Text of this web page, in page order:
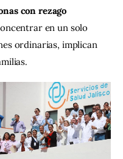
con rezago
en un solo
ordinarias, implican